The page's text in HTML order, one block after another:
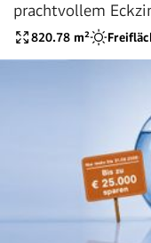
prachtvollem
Wohnlage
820.78 m²